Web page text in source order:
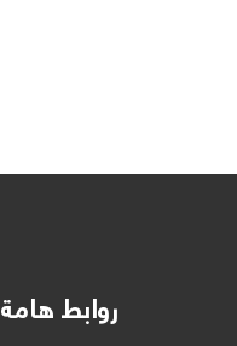
روابط هامة